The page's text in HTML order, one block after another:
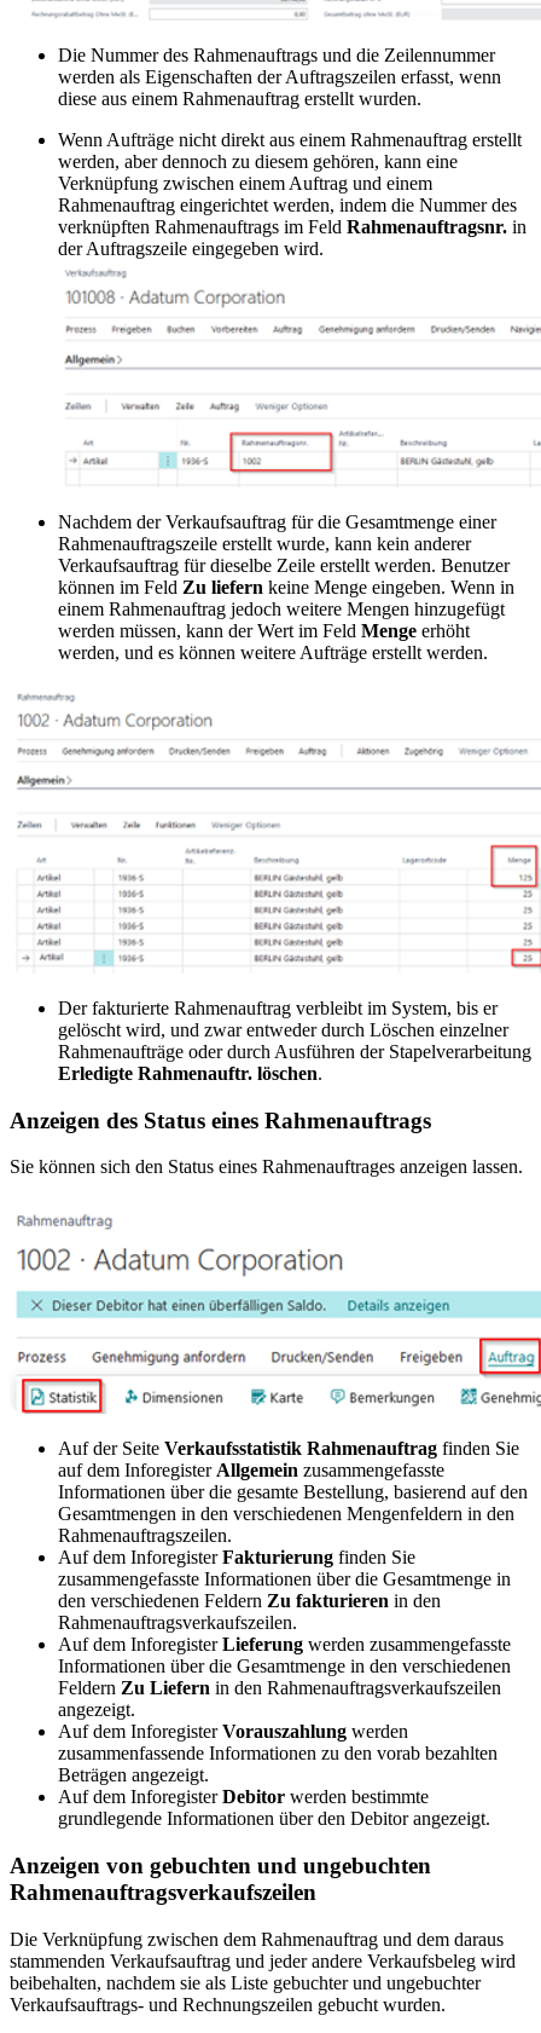
Die Nummer des Rahmenauftrags und die Zeilennummer
werden als Eigenschaften der Auftragszeilen erfasst, wenn
diese aus einem Rahmenauftrag erstellt wurden.
Wenn Aufträge nicht direkt aus einem Rahmenauftrag erstellt
werden, aber dennoch zu diesem gehören, kann eine
Verknüpfung zwischen einem Auftrag und einem
Rahmenauftrag eingerichtet werden, indem die Nummer des
verknüpften Rahmenauftrags im Feld Rahmenauftragsnr. in
der Auftragszeile eingegeben wird.
Nachdem der Verkaufsauftrag für die Gesamtmenge einer
Rahmenauftragszeile erstellt wurde, kann kein anderer
Verkaufsauftrag für dieselbe Zeile erstellt werden. Benutzer
können im Feld Zu liefern keine Menge eingeben. Wenn in
einem Rahmenauftrag jedoch weitere Mengen hinzugefügt
werden müssen, kann der Wert im Feld Menge erhöht
werden, und es können weitere Aufträge erstellt werden.
Der fakturierte Rahmenauftrag verbleibt im System, bis er
gelöscht wird, und zwar entweder durch Löschen einzelner
Rahmenaufträge oder durch Ausführen der Stapelverarbeitung
Erledigte Rahmenauftr. löschen.
Anzeigen des Status eines Rahmenauftrags
Sie können sich den Status eines Rahmenauftrages anzeigen lassen.
Auf der Seite Verkaufsstatistik Rahmenauftrag finden Sie
auf dem Inforegister Allgemein zusammengefasste
Informationen über die gesamte Bestellung, basierend auf den
Gesamtmengen in den verschiedenen Mengenfeldern in den
Rahmenauftragszeilen.
Auf dem InforegisterFakturierung finden Sie
zusammengefasste Informationen über die Gesamtmenge in
den verschiedenen Feldern Zu fakturieren in den
Rahmenauftragsverkaufszeilen.
Auf dem InforegisterLieferung werden zusammengefasste
Informationen über die Gesamtmenge in den verschiedenen
Feldern Zu Liefern in den Rahmenauftragsverkaufszeilen
angezeigt.
Auf dem InforegisterVorauszahlung werden
zusammenfassende Informationen zu den vorab bezahlten
Beträgen angezeigt.
Auf dem InforegisterDebitor werden bestimmte
grundlegende Informationen über den Debitor angezeigt.
Anzeigen von gebuchten und ungebuchten
Rahmenauftragsverkaufszeilen
Die Verknüpfung zwischen dem Rahmenauftrag und dem daraus
stammenden Verkaufsauftrag und jeder andere Verkaufsbeleg wird
beibehalten, nachdem sie als Liste gebuchter und ungebuchter
Verkaufsauftrags- und Rechnungszeilen gebucht wurden.